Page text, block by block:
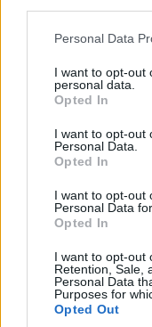
Please note that this
not limited to your
grant or deny
use your data for
consent section.
Personal Data
I want to opt-out
personal data.
Opted In
I want to opt-out
Personal Data.
Opted In
I want to opt-out
Personal Data
Opted In
I want to opt-out
Retention, Sale,
Personal Data
Purposes for
Opted Out
Συναγερμός για
8/08/2026 - 2:03μμ
ΕΛΛΑΔΑ